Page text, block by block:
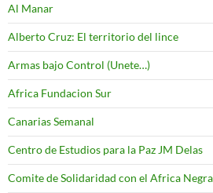
Al Manar
Alberto Cruz: El territorio del lince
Armas bajo Control (Unete…)
Africa Fundacion Sur
Canarias Semanal
Centro de Estudios para la Paz JM Delas
Comite de Solidaridad con el Africa Negra